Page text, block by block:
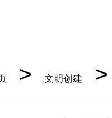
> 文明创建